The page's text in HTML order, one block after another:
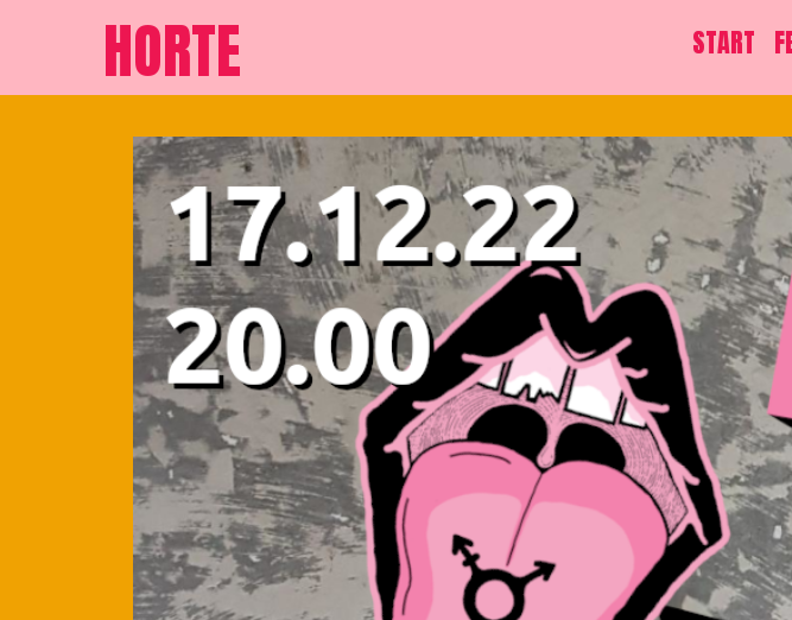
HORTE START